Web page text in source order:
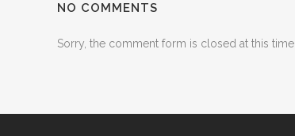
NO COMMENTS
Sorry, the comment form is closed at this time.